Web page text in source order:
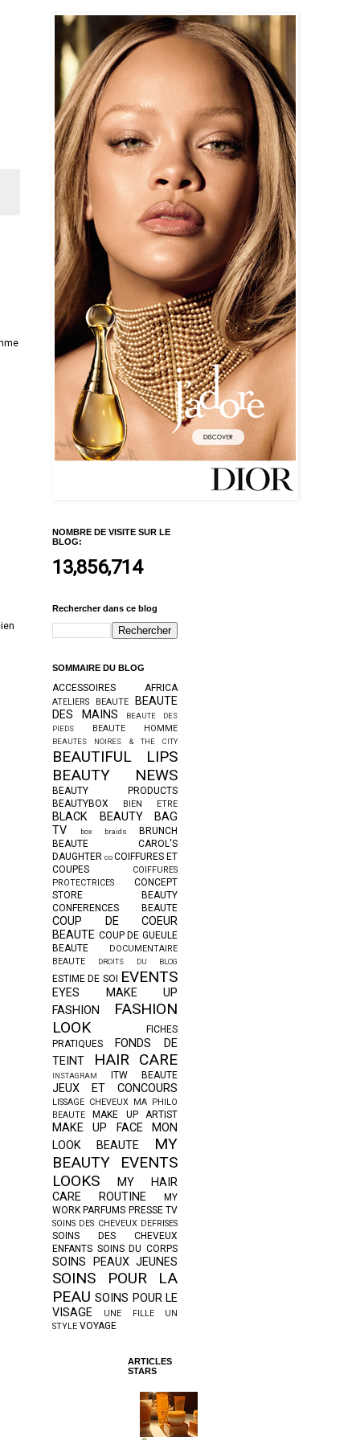
NOMBRE DE VISITE SUR LE
BLOG:
13,856,714
Rechercher dans ce blog
SOMMAIRE DU BLOG
ACCESSOIRES AFRICA
ATELIERS BEAUTE
BEAUTE
DES MAINS
BEAUTE DES
PIEDS
BEAUTE HOMME
BEAUTES NOIRES & THE CITY
BEAUTIFUL LIPS
BEAUTY NEWS
BEAUTY PRODUCTS
BEAUTYBOX
BIEN ETRE
BLACK BEAUTY BAG
TV
box braids
BRUNCH
BEAUTE
CAROL'S
DAUGHTER coCOIFFURES ET
COUPES
COIFFURES
PROTECTRICES
CONCEPT
STORE BEAUTY
CONFERENCES BEAUTE
COUP DE COEUR
BEAUTE COUP DE GUEULE
BEAUTE
DOCUMENTAIRE
BEAUTE
DROITS DU BLOG
ESTIME DE SOI EVENTS
EYES MAKE UP
FASHION
FASHION
LOOK
FICHES
PRATIQUES
FONDS DE
TEINT
HAIR CARE
INSTAGRAM ITW BEAUTE
JEUX ET CONCOURS
LISSAGE CHEVEUX
MA PHILO
BEAUTE
MAKE UP ARTIST
MAKE UP FACE
MON
LOOK BEAUTE
MY
BEAUTY EVENTS
LOOKS
MY HAIR
CARE ROUTINE
MY
WORK PARFUMS PRESSE TV
SOINS DES CHEVEUX DEFRISES
SOINS DES CHEVEUX
ENFANTS SOINS DU CORPS
SOINS PEAUX JEUNES
SOINS POUR LA
PEAU SOINS POUR LE
VISAGE
UNE FILLE UN
STYLE VOYAGE
ARTICLES
STARS